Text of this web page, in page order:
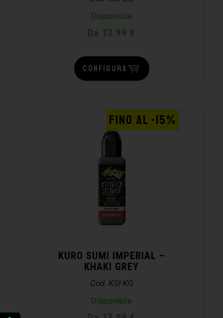
Disponibile
Da 13.99 €
CONFIGURA
KURO SUMI IMPERIAL –
KHAKI GREY
Cod. KSI-KG
Disponibile
FINO AL -15%